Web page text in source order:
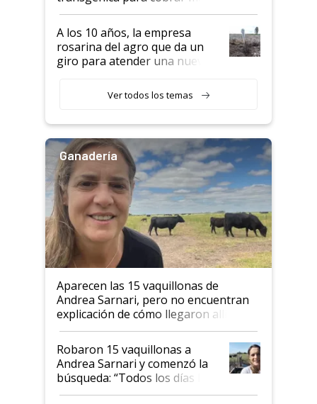
por tonelada: compraron un
semillero
A los 10 años, la empresa
rosarina del agro que da un
giro para atender una nueva
Ver todos los temas
Ganadería
Aparecen las 15 vaquillonas de
Andrea Sarnari, pero no encuentran
explicación de cómo llegaron allí
Robaron 15 vaquillonas a
Andrea Sarnari y comenzó la
búsqueda: “Todos los días le
toca a algún productor”